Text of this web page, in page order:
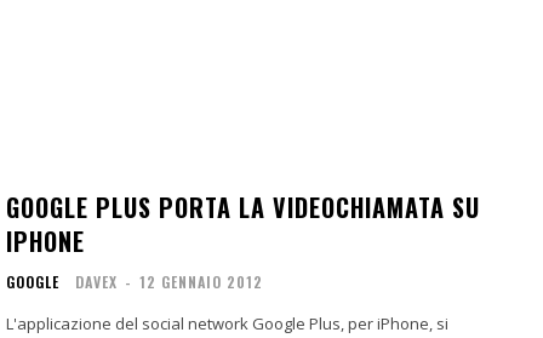
GOOGLE PLUS PORTA LA VIDEOCHIAMATA SU
IPHONE
GOOGLE DAVEX - 12 GENNAIO 2012
L'applicazione del social network Google Plus, per iPhone, si